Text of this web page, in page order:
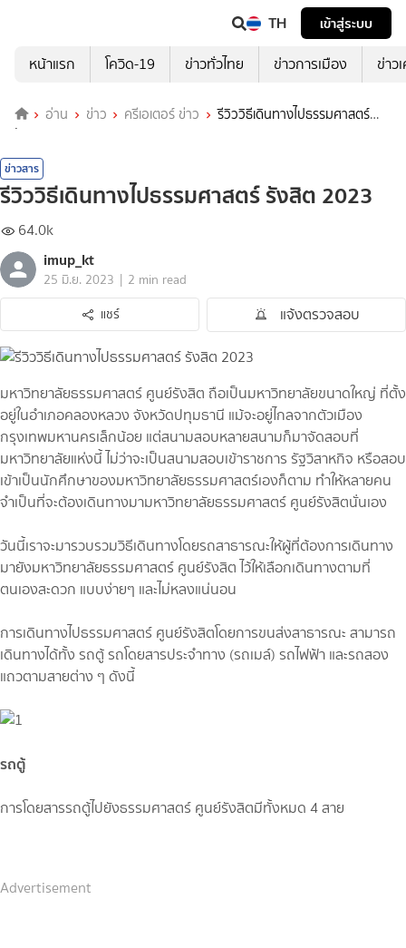
TH
เข้าสู่ระบบ
หน้าแรก
โควิด-19 ข่าวทั่วไทย ข่าวการเมือง ข่าว
อ่าน ข่าว ครีเอเตอร์ ข่าว
รีวิววิธีเดินทางไปธรรมศาสตร์
รังสิต 2023
ข่าวสาร
รีวิววิธีเดินทางไปธรรมศาสตร์ รังสิต 2023
64.0k
imup_kt
25 มิ.ย. 2023 | 2 min read
แชร์
แจ้งตรวจสอบ
มหาวิทยาลัยธรรมศาสตร์ ศูนย์รังสิต ถือเป็นมหาวิทยาลัยขนาดใหญ่ ที่ตั้ง
อยู่ในอำเภอคลองหลวง จังหวัดปทุมธานี แม้จะอยู่ไกลจากตัวเมือง
กรุงเทพมหานครเล็กน้อย แต่สนามสอบหลายสนามก็มาจัดสอบที่
มหาวิทยาลัยแห่งนี้ ไม่ว่าจะเป็นสนามสอบเข้าราชการ รัฐวิสาหกิจ หรือสอบ
เข้าเป็นนักศึกษาของมหาวิทยาลัยธรรมศาสตร์เองก็ตาม ทำให้หลายคน
จำเป็นที่จะต้องเดินทางมามหาวิทยาลัยธรรมศาสตร์ ศูนย์รังสิตนั่นเอง
วันนี้เราจะมารวบรวมวิธีเดินทางโดยรถสาธารณะให้ผู้ที่ต้องการเดินทาง
มายังมหาวิทยาลัยธรรมศาสตร์ ศูนย์รังสิต ไว้ให้เลือกเดินทางตามที่
ตนเองสะดวก แบบง่ายๆ และไม่หลงแน่นอน
การเดินทางไปธรรมศาสตร์ ศูนย์รังสิตโดยการขนส่งสาธารณะ สามารถ
เดินทางได้ทั้ง รถตู้ รถโดยสารประจำทาง (รถเมล์) รถไฟฟ้า และรถสอง
แถวตามสายต่าง ๆ ดังนี้
รถตู้
การโดยสารรถตู้ไปยังธรรมศาสตร์ ศูนย์รังสิตมีทั้งหมด 4 สาย
Advertisement